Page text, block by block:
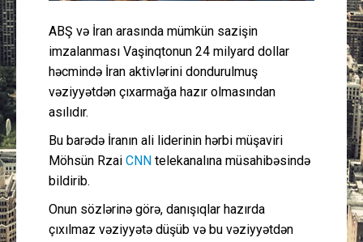
Cəmiyyət
Peşə etikası
ABŞ və İran arasında mümkün sazişin
imzalanması Vaşinqtonun 24 milyard dollar
həcmində İran aktivlərini dondurulmuş
vəziyyətdən çıxarmağa hazır olmasından
asılıdır.
Bu barədə İranın ali liderinin hərbi müşaviri
Möhsün Rzai CNN telekanalına müsahibəsində
bildirib.
Onun sözlərinə görə, danışıqlar hazırda
çıxılmaz vəziyyətə düşüb və bu vəziyyətdən